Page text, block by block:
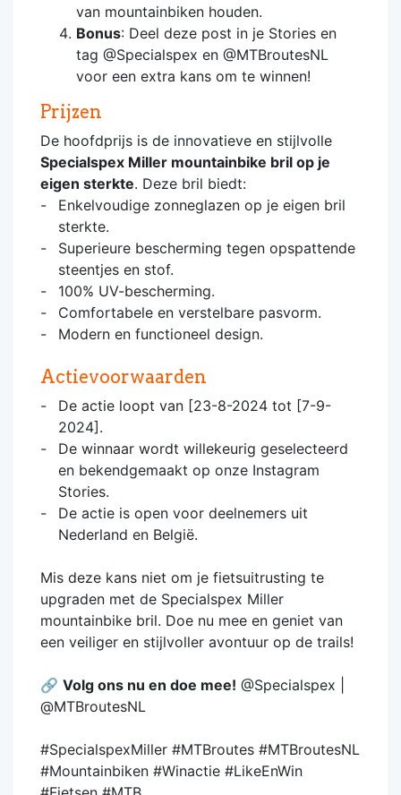
van mountainbiken houden.
Bonus: Deel deze post in je Stories en
tag @Specialspex en @MTBroutesNL
voor een extra kans om te winnen!
Prijzen
De hoofdprijs is de innovatieve en stijlvolle
Specialspex Miller mountainbike bril op je
eigen sterkte. Deze bril biedt:
Enkelvoudige zonneglazen op je eigen bril
sterkte.
Superieure bescherming tegen opspattende
steentjes en stof.
100% UV-bescherming.
Comfortabele en verstelbare pasvorm.
Modern en functioneel design.
Actievoorwaarden
De actie loopt van [23-8-2024 tot [7-9-
2024].
De winnaar wordt willekeurig geselecteerd
en bekendgemaakt op onze Instagram
Stories.
De actie is open voor deelnemers uit
Nederland en België.
Mis deze kans niet om je fietsuitrusting te
upgraden met de Specialspex Miller
mountainbike bril. Doe nu mee en geniet van
een veiliger en stijlvoller avontuur op de trails!
🔗 Volg ons nu en doe mee! @Specialspex |
@MTBroutesNL
#SpecialspexMiller #MTBroutes #MTBroutesNL
#Mountainbiken #Winactie #LikeEnWin